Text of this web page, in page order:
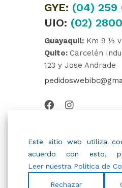
GYE: (04) 259
UIO: (02)
Guayaquil: Km 9 ½
Quito: Carcelén
123 y Jose Andrade
Este sitio web utiliza
acuerdo con esto,
Leer nuestra Política de
Rechazar